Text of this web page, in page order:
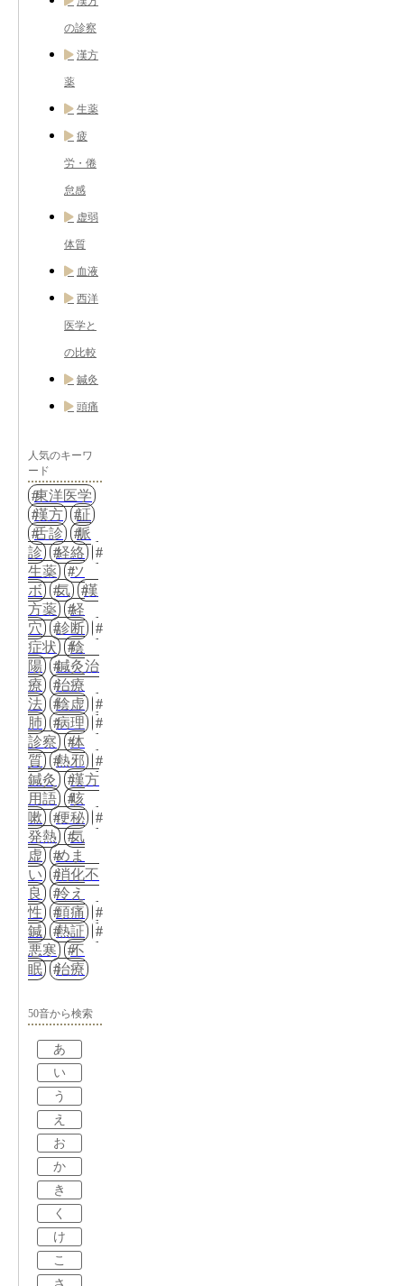
の診察
漢方
薬
生薬
疲
労・倦
怠感
虚弱
体質
血液
西洋
医学と
の比較
鍼灸
頭痛
人気のキーワ
ード
東洋医学
漢方
証
舌診
脈
診
経絡
生薬
ツ
ボ
気
漢
方薬
経
穴
診断
症状
陰
陽
鍼灸治
療
治療
法
陰虚
肺
病理
診察
体
質
熱邪
鍼灸
漢方
用語
咳
嗽
便秘
発熱
気
虚
めま
い
消化不
良
冷え
性
頭痛
鍼
熱証
悪寒
不
眠
治療
50音から検索
あ
い
う
え
お
か
き
く
け
こ